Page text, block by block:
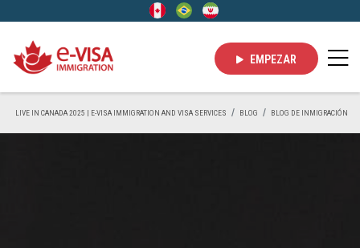
EMPEZAR
LIVE IN CANADA 2025 | E-VISA IMMIGRATION AND VISA SERVICES BLOG BLOG DE INMIGRACIÓN